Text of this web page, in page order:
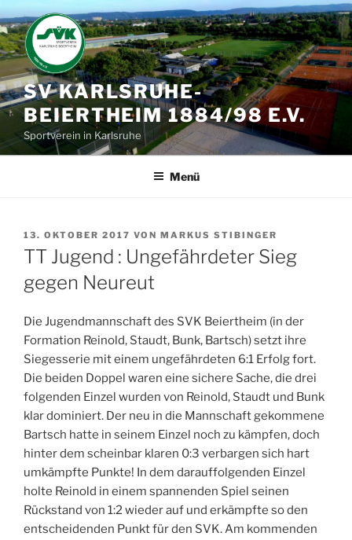
Zum
Inhalt
springen
SV KARLSRUHE-
BEIERTHEIM 1884/98 E.V.
Sportverein in Karlsruhe
Menü
VERÖFFENTLICHT
AM
13. OKTOBER 2017 VON MARKUS STIBINGER
TT Jugend : Ungefährdeter Sieg
gegen Neureut
Die Jugendmannschaft des SVK Beiertheim (in der
Formation Reinold, Staudt, Bunk, Bartsch) setzt ihre
Siegesserie mit einem ungefährdeten 6:1 Erfolg fort.
Die beiden Doppel waren eine sichere Sache, die drei
folgenden Einzel wurden von Reinold, Staudt und Bunk
klar dominiert. Der neu in die Mannschaft gekommene
Bartsch hatte in seinem Einzel noch zu kämpfen, doch
hinter dem scheinbar klaren 0:3 verbargen sich hart
umkämpfte Punkte! In dem darauffolgenden Einzel
holte Reinold in einem spannenden Spiel seinen
Rückstand von 1:2 wieder auf und erkämpfte so den
entscheidenden Punkt für den SVK. Am kommenden